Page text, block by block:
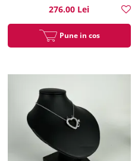
276.00 Lei
Pune in cos